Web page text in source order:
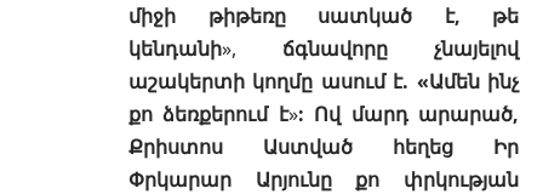
միջի թիթեռը սատկած է, թե
կենդանի», ճգնավորը չնայելով
աշակերտի կողմը ասում է. «Ամեն ինչ
քո ձեռքերում է»: Ով մարդ արարած,
Քրիստոս Աստված հեղեց Իր
Փրկարար Արյունը քո փրկության